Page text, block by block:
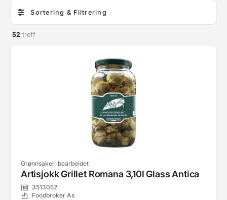
Sortering & Filtrering
52 treff
Grønnsaker, bearbeidet
Artisjokk Grillet Romana 3,10l Glass Antica
3513052
Foodbroker As